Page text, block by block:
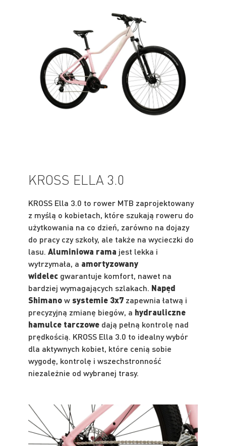
KROSS ELLA 3.0
KROSS Ella 3.0 to rower MTB zaprojektowany
z myślą o kobietach, które szukają roweru do
użytkowania na co dzień, zarówno na dojazy
do pracy czy szkoły, ale także na wycieczki do
lasu. Aluminiowa rama jest lekka i
wytrzymała, a amortyzowany
widelec gwarantuje komfort, nawet na
bardziej wymagających szlakach. Napęd
Shimanowsystemie 3x7 zapewnia łatwą i
precyzyjną zmianę biegów, a hydrauliczne
hamulce tarczowe dają pełną kontrolę nad
prędkością. KROSS Ella 3.0 to idealny wybór
dla aktywnych kobiet, które cenią sobie
wygodę, kontrolę i wszechstronność
niezależnie od wybranej trasy.